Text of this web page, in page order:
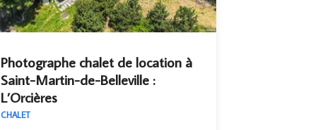
Photographe chalet de location à
Saint-Martin-de-Belleville :
L’Orcières
CHALET